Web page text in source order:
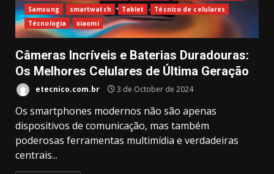
Samsung
smartwatch Tablet
Técnico de celulares
Técnologia
xiaomi
Câmeras Incríveis e Baterias Duradouras:
Os Melhores Celulares de Última Geração
etecnico.com.br 3 de October de 2024
Os smartphones modernos não são apenas
dispositivos de comunicação, mas também
poderosas ferramentas multimídia e verdadeiras
centrais...